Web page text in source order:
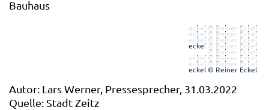
Bauhaus
eckel © Reiner Eckel
eckel © Reiner Eckel
eckel © Reiner Eckel
eckel © Reiner Eckel
© Reiner Eckel
eckel © Reiner Eckel
eckel © Reiner Eckel
eckel © Reiner Eckel
Autor: Lars Werner, Pressesprecher, 31.03.2022
Quelle: Stadt Zeitz